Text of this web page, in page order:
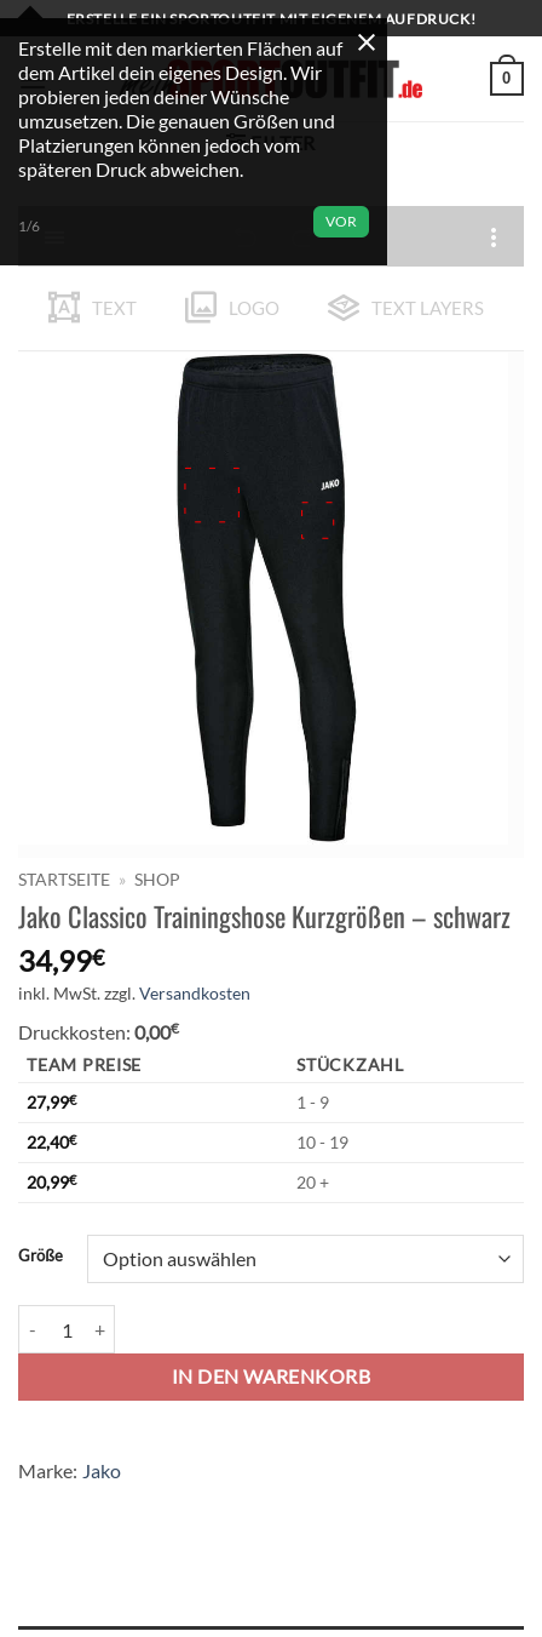
Zum
Inhalt
springen
ERSTELLE EIN SPORTOUTFIT MIT EIGENEM AUFDRUCK!
0
FILTER
TEXT LOGO TEXT LAYERS
STARTSEITE » SHOP
Jako Classico Trainingshose Kurzgrößen – schwarz
34,99€
inkl. MwSt.zzgl.Versandkosten
Druckkosten: 0,00€
TEAM PREISE
STÜCKZAHL
27,99€
1 - 9
22,40€
10 - 19
20,99€ 20 +
Größe
IN DEN WARENKORB
Alternative:
Marke: Jako
Erstelle mit den markierten Flächen auf
dem Artikel dein eigenes Design. Wir
probieren jeden deiner Wünsche
umzusetzen. Die genauen Größen und
Platzierungen können jedoch vom
späteren Druck abweichen.
VOR
1/6